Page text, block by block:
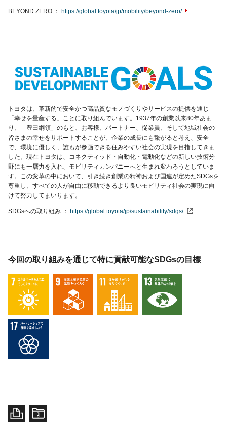
BEYOND ZERO https://global.toyota/jp/mobility/beyond-zero/
トヨタは、革新的で安全かつ高品質なモノづくりやサービスの提供を通じ
「幸せを量産する」ことに取り組んでいます。1937年の創業以来80年あま
り、「豊田綱領」のもと、お客様、パートナー、従業員、そして地域社会の
皆さまの幸せをサポートすることが、企業の成長にも繋がると考え、安全
で、環境に優しく、誰もが参画できる住みやすい社会の実現を目指してきま
した。現在トヨタは、コネクティッド・自動化・電動化などの新しい技術分
野にも一層力を入れ、モビリティカンパニーへと生まれ変わろうとしていま
す。この変革の中において、引き続き創業の精神および国連が定めたSDGsを
尊重し、すべての人が自由に移動できるより良いモビリティ社会の実現に向
けて努力してまいります。
SDGsへの取り組み https://global.toyota/jp/sustainability/sdgs/
今回の取り組みを通じて特に貢献可能なSDGsの目標